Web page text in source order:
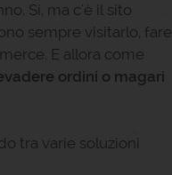
Si, ma c'è il sito
sempre visitarlo, fare
E allora come
ordini o magari
tra varie soluzioni